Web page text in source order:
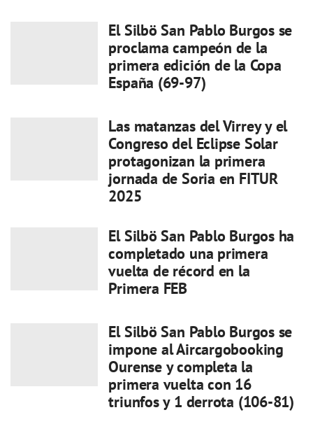
El Silbö San Pablo Burgos se
proclama campeón de la
primera edición de la Copa
España (69-97)
Las matanzas del Virrey y el
Congreso del Eclipse Solar
protagonizan la primera
jornada de Soria en FITUR
2025
El Silbö San Pablo Burgos ha
completado una primera
vuelta de récord en la
Primera FEB
El Silbö San Pablo Burgos se
impone al Aircargobooking
Ourense y completa la
primera vuelta con 16
triunfos y 1 derrota (106-81)